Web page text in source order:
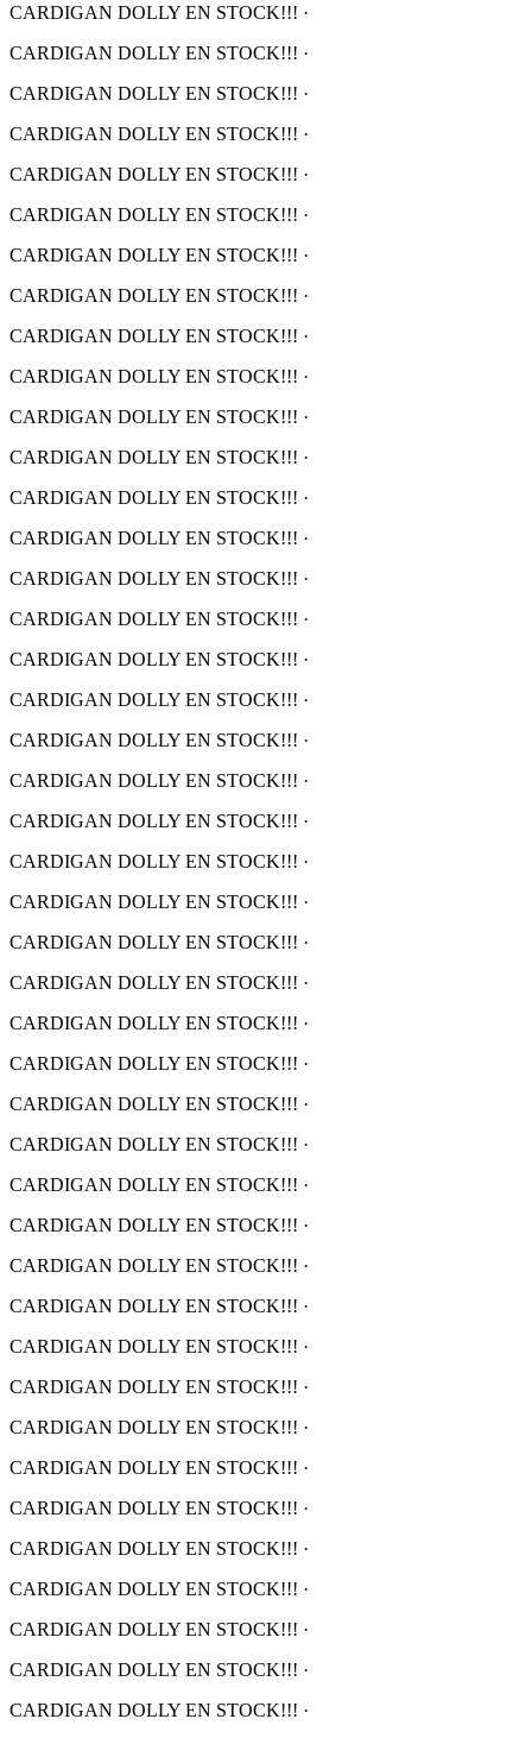
CARDIGAN DOLLY EN STOCK!!! ·
CARDIGAN DOLLY EN STOCK!!! ·
CARDIGAN DOLLY EN STOCK!!! ·
CARDIGAN DOLLY EN STOCK!!! ·
CARDIGAN DOLLY EN STOCK!!! ·
CARDIGAN DOLLY EN STOCK!!! ·
CARDIGAN DOLLY EN STOCK!!! ·
CARDIGAN DOLLY EN STOCK!!! ·
CARDIGAN DOLLY EN STOCK!!! ·
CARDIGAN DOLLY EN STOCK!!! ·
CARDIGAN DOLLY EN STOCK!!! ·
CARDIGAN DOLLY EN STOCK!!! ·
CARDIGAN DOLLY EN STOCK!!! ·
CARDIGAN DOLLY EN STOCK!!! ·
CARDIGAN DOLLY EN STOCK!!! ·
CARDIGAN DOLLY EN STOCK!!! ·
CARDIGAN DOLLY EN STOCK!!! ·
CARDIGAN DOLLY EN STOCK!!! ·
CARDIGAN DOLLY EN STOCK!!! ·
CARDIGAN DOLLY EN STOCK!!! ·
CARDIGAN DOLLY EN STOCK!!! ·
CARDIGAN DOLLY EN STOCK!!! ·
CARDIGAN DOLLY EN STOCK!!! ·
CARDIGAN DOLLY EN STOCK!!! ·
CARDIGAN DOLLY EN STOCK!!! ·
CARDIGAN DOLLY EN STOCK!!! ·
CARDIGAN DOLLY EN STOCK!!! ·
CARDIGAN DOLLY EN STOCK!!! ·
CARDIGAN DOLLY EN STOCK!!! ·
CARDIGAN DOLLY EN STOCK!!! ·
CARDIGAN DOLLY EN STOCK!!! ·
CARDIGAN DOLLY EN STOCK!!! ·
CARDIGAN DOLLY EN STOCK!!! ·
CARDIGAN DOLLY EN STOCK!!! ·
CARDIGAN DOLLY EN STOCK!!! ·
CARDIGAN DOLLY EN STOCK!!! ·
CARDIGAN DOLLY EN STOCK!!! ·
CARDIGAN DOLLY EN STOCK!!! ·
CARDIGAN DOLLY EN STOCK!!! ·
CARDIGAN DOLLY EN STOCK!!! ·
CARDIGAN DOLLY EN STOCK!!! ·
CARDIGAN DOLLY EN STOCK!!! ·
CARDIGAN DOLLY EN STOCK!!! ·